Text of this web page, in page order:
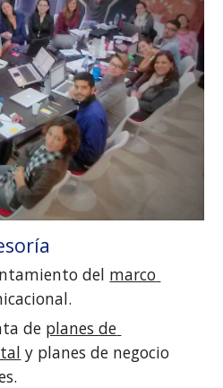
del marco
de planes de
y planes de negocio